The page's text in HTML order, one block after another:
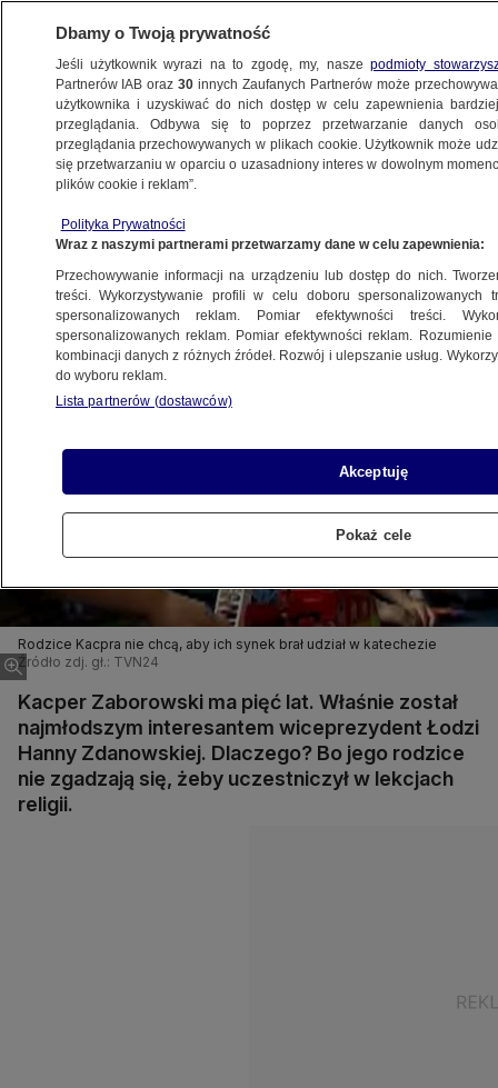
POLSKA
15.09.2007, 07:51Aktualizacja:15.09.2007, 08:12
Udostępnij
Rodzice Kacpra nie chcą, aby ich synek brał udział w katechezie
Źródło zdj. gł.: TVN24
Kacper Zaborowski ma pięć lat. Właśnie został
najmłodszym interesantem wiceprezydent Łodzi
Hanny Zdanowskiej. Dlaczego? Bo jego rodzice
nie zgadzają się, żeby uczestniczył w lekcjach
religii.
Dbamy o Twoją prywatność
Jeśli użytkownik wyrazi na to zgodę, my, naszepodmioty
Partnerów IAB oraz30 innych Zaufanych Partnerów może
użytkownika i uzyskiwać do nich dostęp w celu zapewnienia
przeglądania. Odbywa się to poprzez przetwarzanie danych
przeglądania przechowywanych w plikach cookie. Użytkownik może
się przetwarzaniu w oparciu o uzasadniony interes w dowolnym
plików cookie i reklam”.
Polityka Prywatności
Wraz z naszymi partnerami przetwarzamy dane w celu zapewnienia:
Przechowywanie informacji na urządzeniu lub dostęp do nich.
treści. Wykorzystywanie profili w celu doboru spersonalizowanych
spersonalizowanych reklam. Pomiar efektywności treści.
spersonalizowanych reklam. Pomiar efektywności reklam.
kombinacji danych z różnych źródeł. Rozwój i ulepszanie usług.
do wyboru reklam.
Lista partnerów (dostawców)
Akceptuję
Pokaż cele